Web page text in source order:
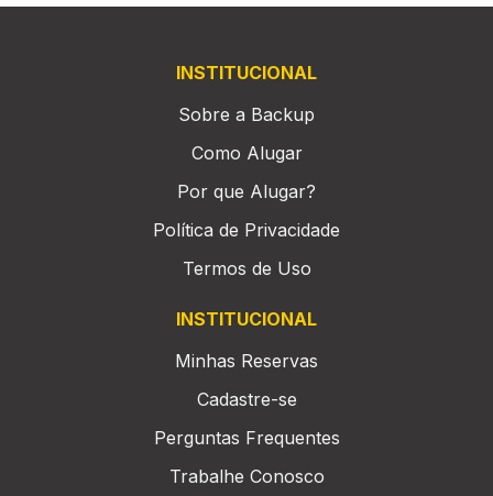
INSTITUCIONAL
Sobre a Backup
Como Alugar
Por que Alugar?
Política de Privacidade
Termos de Uso
INSTITUCIONAL
Minhas Reservas
Cadastre-se
Perguntas Frequentes
Trabalhe Conosco